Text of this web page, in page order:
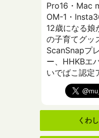
Pro16・Mac
OM-1・
12歳になる娘
の子育てグッ
ScanSnapプ
ー、HHKBエ
いでばこ認定
くわ